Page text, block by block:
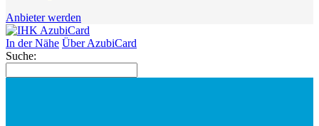
Anbieter werden
In der Nähe Über AzubiCard
Suche: